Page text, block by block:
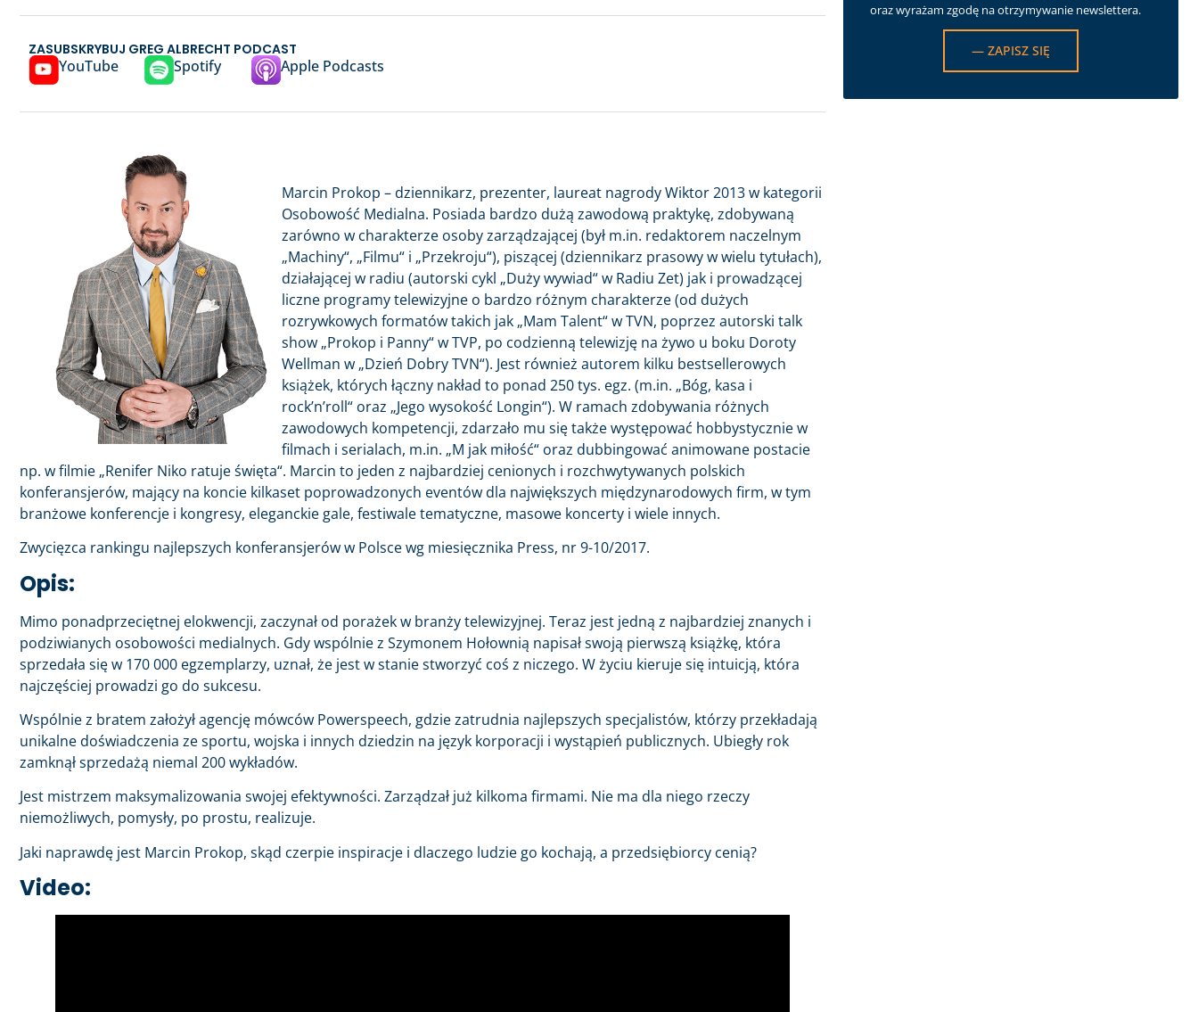
ZASUBSKRYBUJ GREG ALBRECHT PODCAST
YouTube Spotify Apple Podcasts
Marcin Prokop – dziennikarz, prezenter, laureat nagrody Wiktor 2013 w kategorii
Osobowość Medialna. Posiada bardzo dużą zawodową praktykę, zdobywaną
zarówno w charakterze osoby zarządzającej (był m.in. redaktorem naczelnym
„Machiny“, „Filmu“ i „Przekroju“), piszącej (dziennikarz prasowy w wielu tytułach),
działającej w radiu (autorski cykl „Duży wywiad“ w Radiu Zet) jak i prowadzącej
liczne programy telewizyjne o bardzo różnym charakterze (od dużych
rozrywkowych formatów takich jak „Mam Talent“ w TVN, poprzez autorski talk
show „Prokop i Panny“ w TVP, po codzienną telewizję na żywo u boku Doroty
Wellman w „Dzień Dobry TVN“). Jest również autorem kilku bestsellerowych
książek, których łączny nakład to ponad 250 tys. egz. (m.in. „Bóg, kasa i
rock’n’roll“ oraz „Jego wysokość Longin“). W ramach zdobywania różnych
zawodowych kompetencji, zdarzało mu się także występować hobbystycznie w
filmach i serialach, m.in. „M jak miłość“ oraz dubbingować animowane postacie
np. w filmie „Renifer Niko ratuje święta“. Marcin to jeden z najbardziej cenionych i rozchwytywanych polskich
konferansjerów, mający na koncie kilkaset poprowadzonych eventów dla największych międzynarodowych firm, w tym
branżowe konferencje i kongresy, eleganckie gale, festiwale tematyczne, masowe koncerty i wiele innych.
Zwycięzca rankingu najlepszych konferansjerów w Polsce wg miesięcznika Press, nr 9-10/2017.
Opis:
Mimo ponadprzeciętnej elokwencji, zaczynał od porażek w branży telewizyjnej. Teraz jest jedną z najbardziej znanych i
podziwianych osobowości medialnych. Gdy wspólnie z Szymonem Hołownią napisał swoją pierwszą książkę, która
sprzedała się w 170 000 egzemplarzy, uznał, że jest w stanie stworzyć coś z niczego. W życiu kieruje się intuicją, która
najczęściej prowadzi go do sukcesu.
Wspólnie z bratem założył agencję mówców Powerspeech, gdzie zatrudnia najlepszych specjalistów, którzy przekładają
unikalne doświadczenia ze sportu, wojska i innych dziedzin na język korporacji i wystąpień publicznych. Ubiegły rok
zamknął sprzedażą niemal 200 wykładów.
Jest mistrzem maksymalizowania swojej efektywności. Zarządzał już kilkoma firmami. Nie ma dla niego rzeczy
niemożliwych, pomysły, po prostu, realizuje.
Jaki naprawdę jest Marcin Prokop, skąd czerpie inspiracje i dlaczego ludzie go kochają, a przedsiębiorcy cenią?
Video:
oraz wyrażam zgodę na otrzymywanie newslettera.
— ZAPISZ SIĘ